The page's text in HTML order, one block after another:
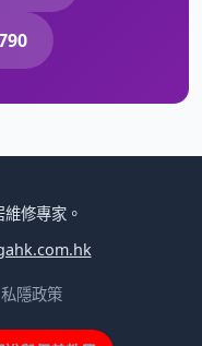
修專家。
私隱政策